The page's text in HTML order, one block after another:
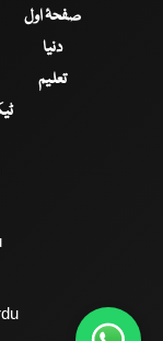
صفحۂ اول
دنیا
تعلیم